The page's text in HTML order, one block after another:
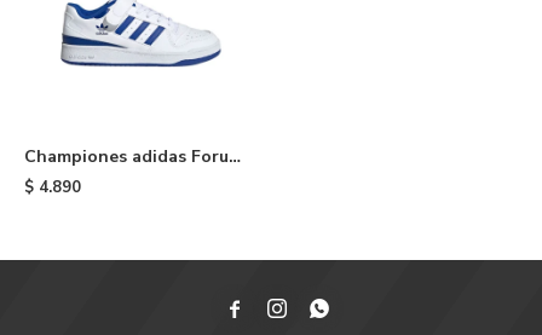
Championes adidas Forum
Low de niño - Cloud White
$ 4.890
  